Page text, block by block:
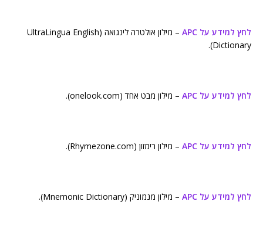
לחץ למידע על APC
– מילון אולטרה לינגואה (UltraLingua English
Dictionary).
לחץ למידע על APC – מילון מבט אחד (onelook.com).
לחץ למידע על APC – מילון רימזון (Rhymezone.com).
לחץ למידע על APC – מילון מנמוניק (Mnemonic Dictionary).